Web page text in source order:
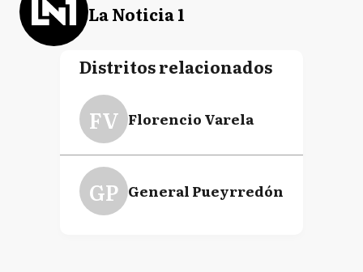
La Noticia 1
Distritos relacionados
FV Florencio Varela
GP General Pueyrredón